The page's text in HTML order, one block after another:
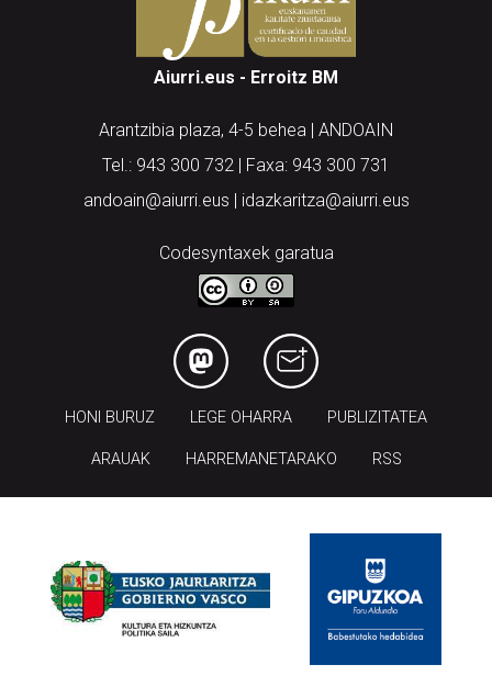
Aiurri.eus - Erroitz BM
Arantzibia plaza, 4-5 behea | ANDOAIN
Tel.: 943 300 732 | Faxa: 943 300 731
andoain@aiurri.eus | idazkaritza@aiurri.eus
Codesyntaxek garatua
HONI BURUZ LEGE OHARRA PUBLIZITATEA
ARAUAK HARREMANETARAKO RSS